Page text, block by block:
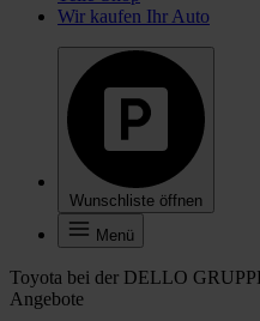
Wir kaufen Ihr Auto
Wunschliste öffnen
Menü
Toyota bei der DELLO
Angebote